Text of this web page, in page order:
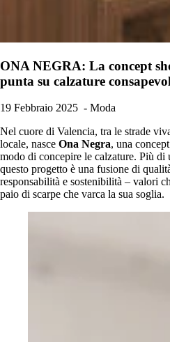
ONA NEGRA: La concept
punta su calzature
19 Febbraio 2025 - Moda
Nel cuore di Valencia, tra le strade
locale, nasce Ona Negra, una
modo di concepire le calzature. Più di
questo progetto è una fusione di
responsabilità e sostenibilità – valori
paio di scarpe che varca la sua soglia.